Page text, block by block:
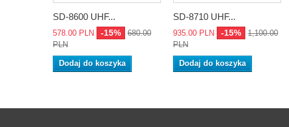
SD-8600 UHF...
578.00 PLN -15%
680.00
PLN
Dodaj do koszyka
SD-8710 UHF...
935.00 PLN -15%
1,100.00
PLN
Dodaj do koszyka